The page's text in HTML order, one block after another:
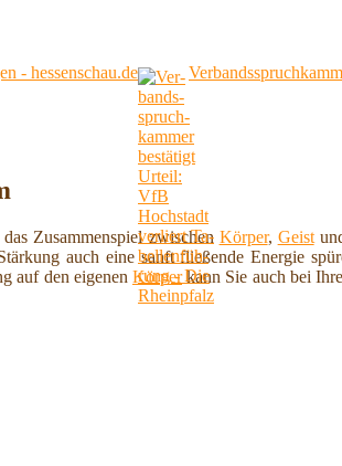
- hessenschau.de
Zusammenspiel zwischen Körper, Geist
auch eine sanft fließende Energie
auf den eigenen Körperkann Sie auch bei